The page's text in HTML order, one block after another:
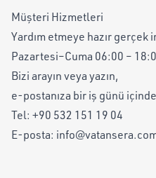
Müşteri Hizmetleri
Yardım etmeye hazır gerçek
Pazartesi–Cuma 06:00 –
Bizi arayın veya yazın,
e-postanıza bir iş günü
Tel: +90 532 151 19 04
E-posta: